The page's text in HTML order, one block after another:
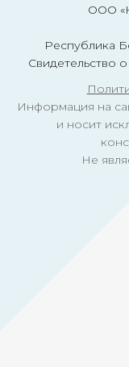
ООО
Республика
Свидетельство
Информация на
и носит
Не